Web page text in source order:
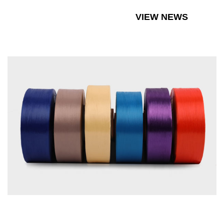
VIEW NEWS